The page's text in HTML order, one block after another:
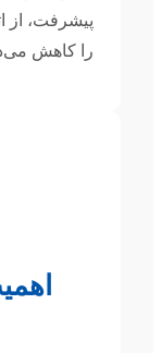
پیشرفت، از
را کاهش